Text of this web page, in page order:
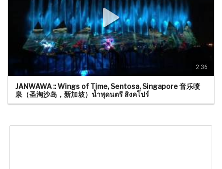
2:36
JANWAWA :: Wings of Time, Sentosa, Singapore 音乐喷
泉（圣淘沙岛，新加坡）น้ำพุดนตรี สิงคโปร์